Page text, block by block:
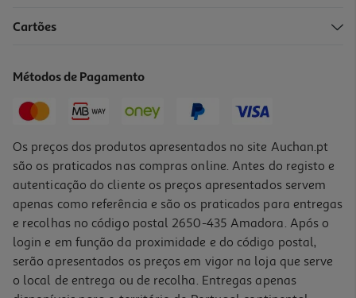
Cartões
Métodos de Pagamento
Os preços dos produtos apresentados no site Auchan.pt
são os praticados nas compras online. Antes do registo e
autenticação do cliente os preços apresentados servem
apenas como referência e são os praticados para entregas
e recolhas no código postal 2650-435 Amadora. Após o
login e em função da proximidade e do código postal,
serão apresentados os preços em vigor na loja que serve
o local de entrega ou de recolha. Entregas apenas